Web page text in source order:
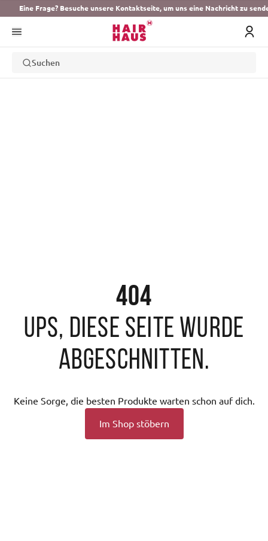
Eine Frage? Besuche unsere Kontaktseite, um uns eine Nachricht zu
Suchen
404
Ups, diese Seite wurde
abgeschnitten.
Keine Sorge, die besten Produkte warten schon auf dich.
Im Shop stöbern